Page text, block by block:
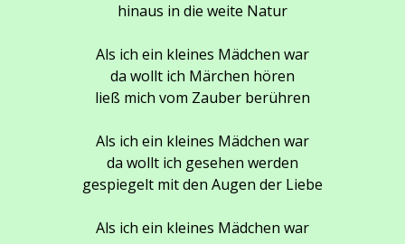
hinaus in die weite Natur
Als ich ein kleines Mädchen war
da wollt ich Märchen hören
ließ mich vom Zauber berühren
Als ich ein kleines Mädchen war
da wollt ich gesehen werden
gespiegelt mit den Augen der Liebe
Als ich ein kleines Mädchen war